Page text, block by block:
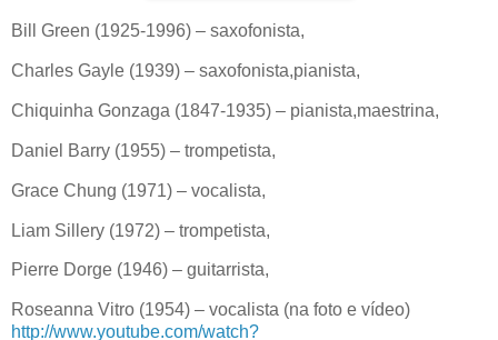
Bill Green (1925-1996) – saxofonista,
Charles Gayle (1939) – saxofonista,pianista,
Chiquinha Gonzaga (1847-1935) – pianista,maestrina,
Daniel Barry (1955) – trompetista,
Grace Chung (1971) – vocalista,
Liam Sillery (1972) – trompetista,
Pierre Dorge (1946) – guitarrista,
Roseanna Vitro (1954) – vocalista (na foto e vídeo)
http://www.youtube.com/watch?